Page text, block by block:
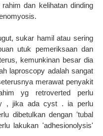
dan kelihatan dinding
sukar hamil atau sering
utuk pemeriksaan dan
kemunkinan besar dia
laproscopy adalah sangat
merawat penyakit
yg retroverted perlu
, jika ada cyst . ia perlu
dibetulkan dengan 'tubal
lakukan 'adhesionolysis'